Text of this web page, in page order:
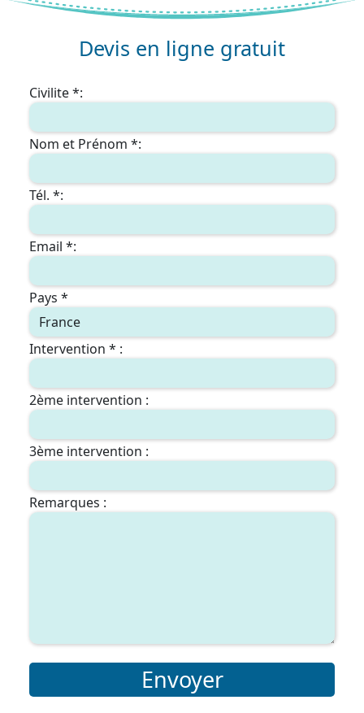
Devis en ligne gratuit
Civilite *:
Nom et Prénom *:
Tél. *:
Email *:
Pays *
Intervention * :
2ème intervention :
3ème intervention :
Remarques :
Envoyer